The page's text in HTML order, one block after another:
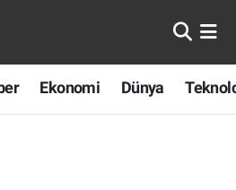
Ekonomi Dünya